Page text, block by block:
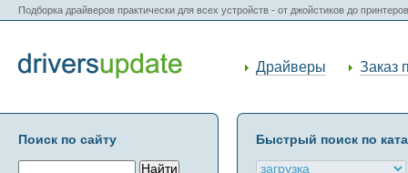
Подборка драйверов практически для всех устройств - от джойстиков до
Драйверы Заказ
Поиск по сайту Быстрый поиск по